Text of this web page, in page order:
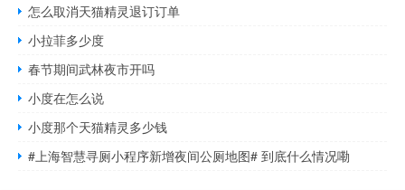
怎么取消天猫精灵退订订单
小拉菲多少度
春节期间武林夜市开吗
小度在怎么说
小度那个天猫精灵多少钱
#上海智慧寻厕小程序新增夜间公厕地图# 到底什么情况嘞